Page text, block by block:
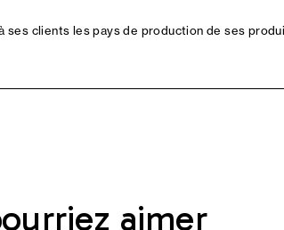
ses clients les pays de production de ses
aimer